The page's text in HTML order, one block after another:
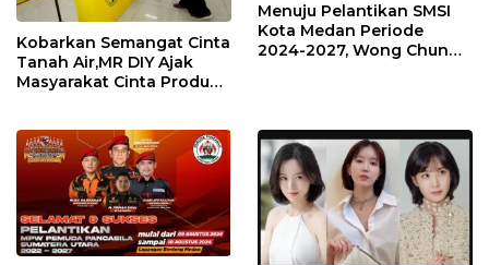
Kobarkan Semangat Cinta
Tanah Air,MR DIY Ajak
Masyarakat Cinta Produk
Menuju Pelantikan SMSI
Kota Medan Periode
2024-2027, Wong Chun